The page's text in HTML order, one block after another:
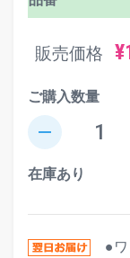
販売価格
ご購入数量
remove
在庫あり
●ワ